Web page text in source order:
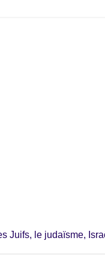
Juifs, le judaïsme,